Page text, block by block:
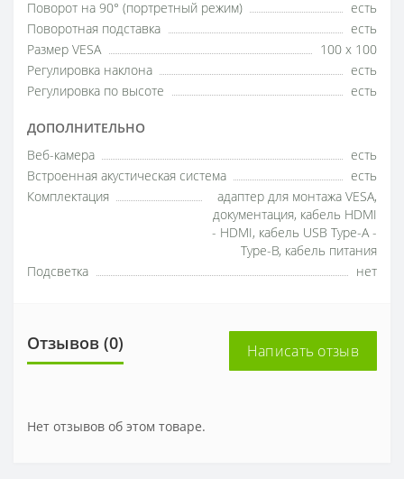
Поворот на 90° (портретный режим)
есть
Поворотная подставка
есть
Размер VESA
100 x 100
Регулировка наклона
есть
Регулировка по высоте
есть
ДОПОЛНИТЕЛЬНО
Веб-камера
есть
Встроенная акустическая система
есть
Комплектация
адаптер для монтажа VESA,
документация, кабель HDMI
- HDMI, кабель USB Type-A -
Type-B, кабель питания
Подсветка
нет
Отзывов (0) Написать отзыв
Нет отзывов об этом товаре.